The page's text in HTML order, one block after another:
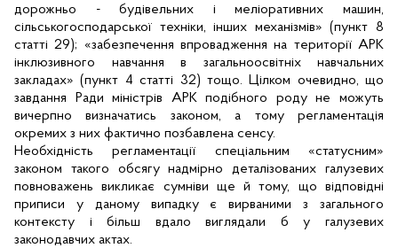
дорожньо - будівельних і меліоративних машин,
сільськогосподарської техніки, інших механізмів» (пункт 8
статті 29); «забезпечення впровадження на території АРК
інклюзивного навчання в загальноосвітніх навчальних
закладах» (пункт 4 статті 32) тощо. Цілком очевидно, що
завдання Ради міністрів АРК подібного роду не можуть
вичерпно визначатись законом, а тому регламентація
окремих з них фактично позбавлена сенсу.
Необхідність регламентації спеціальним «статусним»
законом такого обсягу надмірно деталізованих галузевих
повноважень викликає сумніви ще й тому, що відповідні
приписи у даному випадку є вирваними з загального
контексту і більш вдало виглядали б у галузевих
законодавчих актах.